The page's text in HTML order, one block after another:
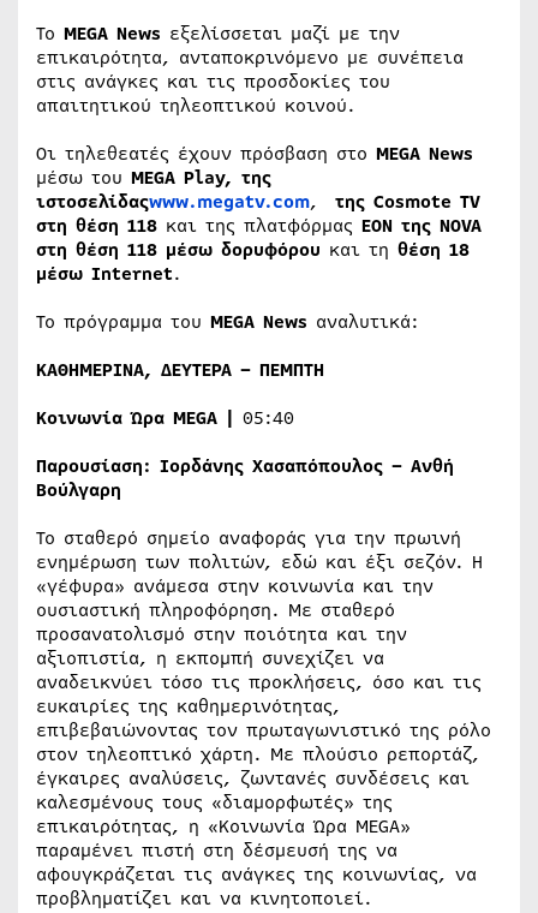
Το MEGA News εξελίσσεται μαζί με την
επικαιρότητα, ανταποκρινόμενο με συνέπεια
στις ανάγκες και τις προσδοκίες του
απαιτητικού τηλεοπτικού κοινού.
Οι τηλεθεατές έχουν πρόσβαση στο MEGA News
μέσω του MEGA Play, της
ιστοσελίδαςwww.megatv.com, της Cosmote TV
στη θέση 118 και της πλατφόρμας EON της NOVA
στη θέση 118 μέσω δορυφόρου και τη θέση 18
μέσω Internet.
Το πρόγραμμα του MEGA News αναλυτικά:
ΚΑΘΗΜΕΡΙΝΑ, ΔΕΥΤΕΡΑ – ΠΕΜΠΤΗ
Κοινωνία Ώρα MEGA | 05:40
Παρουσίαση: Ιορδάνης Χασαπόπουλος – Ανθή
Βούλγαρη
Το σταθερό σημείο αναφοράς για την πρωινή
ενημέρωση των πολιτών, εδώ και έξι σεζόν. Η
«γέφυρα» ανάμεσα στην κοινωνία και την
ουσιαστική πληροφόρηση. Με σταθερό
προσανατολισμό στην ποιότητα και την
αξιοπιστία, η εκπομπή συνεχίζει να
αναδεικνύει τόσο τις προκλήσεις, όσο και τις
ευκαιρίες της καθημερινότητας,
επιβεβαιώνοντας τον πρωταγωνιστικό της ρόλο
στον τηλεοπτικό χάρτη. Με πλούσιο ρεπορτάζ,
έγκαιρες αναλύσεις, ζωντανές συνδέσεις και
καλεσμένους τους «διαμορφωτές» της
επικαιρότητας, η «Κοινωνία Ώρα MEGA»
παραμένει πιστή στη δέσμευσή της να
αφουγκράζεται τις ανάγκες της κοινωνίας, να
προβληματίζει και να κινητοποιεί.